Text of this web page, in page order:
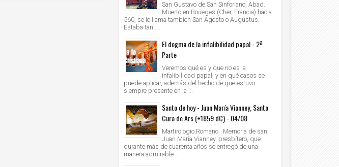
San Gustavo de San Sinforiano, Abad.
Muerto en Boueges (Cher, Francia) hacia
560, se lo llama también San Agosto o Augustus.
Estaba tan ...
El dogma de la infalibilidad papal - 2ª
Parte
Veremos qué es y que no es la
infalibilidad papal, y en qué casos se
puede aplicar, además del hecho de que estuvo
siempre presente en la ...
Santo de hoy - Juan María Vianney, Santo
Cura de Ars (+1859 dC) - 04/08
Martirologio Romano: Memoria de san
Juan María Vianney, presbítero, que
durante más de cuarenta años se entregó de una
manera admirable ...